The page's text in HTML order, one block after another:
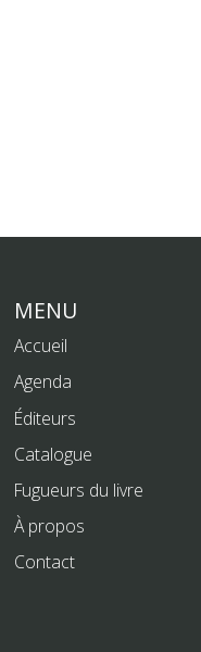
MENU
Accueil
Agenda
Éditeurs
Catalogue
Fugueurs du livre
À propos
Contact